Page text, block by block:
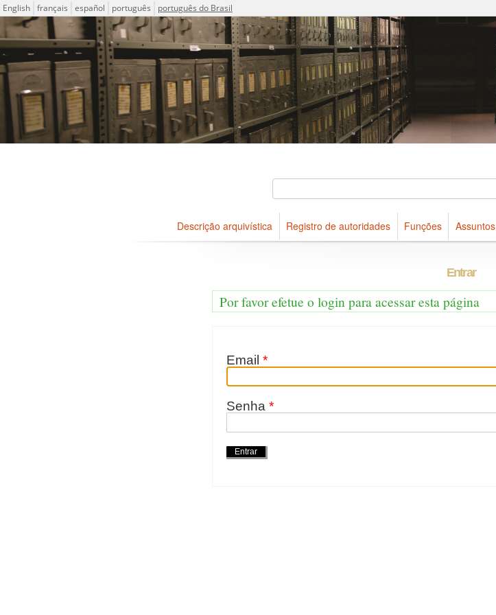
Idioma
English français español português português do Brasil
Descrições arquivísticas do acervo do Arquivo Público do Estado de São Paulo
Projeto ICA-AtoM
Descrição arquivística Registro de autoridades Funções Assuntos
Entrar
Por favor efetue o login para acessar esta página
Email *
Senha *
Ações